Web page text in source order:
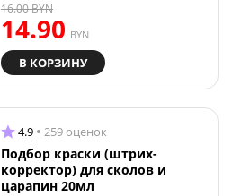
14.90 BYN
16.00BYN
В КОРЗИНУ
4.9 259 оценок
Подбор краски (штрих-
корректор) для сколов и
царапин 20мл